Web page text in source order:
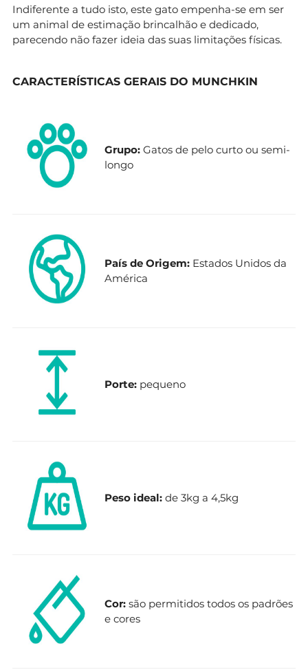
Indiferente a tudo isto, este gato empenha-se em ser
um animal de estimação brincalhão e dedicado,
parecendo não fazer ideia das suas limitações físicas.
CARACTERÍSTICAS GERAIS DO MUNCHKIN
Grupo: Gatos de pelo curto ou semi-
longo
País de Origem: Estados Unidos da
América
Porte: pequeno
Peso ideal: de 3kg a 4,5kg
Cor: são permitidos todos os padrões
e cores